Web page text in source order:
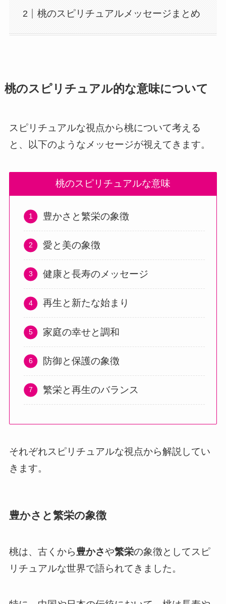
桃のスピリチュアルメッセージまとめ
桃のスピリチュアル的な意味について
スピリチュアルな視点から桃について考える
と、以下のようなメッセージが視えてきます。
桃のスピリチュアルな意味
豊かさと繁栄の象徴
愛と美の象徴
健康と長寿のメッセージ
再生と新たな始まり
家庭の幸せと調和
防御と保護の象徴
繁栄と再生のバランス
それぞれスピリチュアルな視点から解説してい
きます。
豊かさと繁栄の象徴
桃は、古くから豊かさや繁栄の象徴としてスピ
リチュアルな世界で語られてきました。